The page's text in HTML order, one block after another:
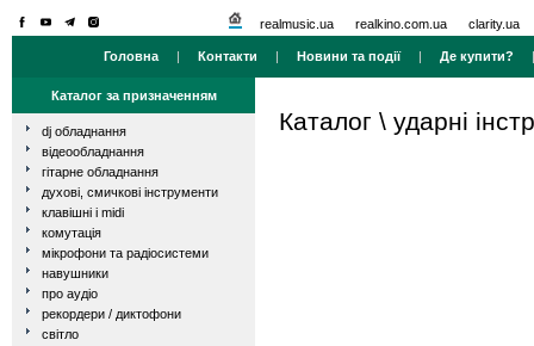
realmusic.ua realkino.com.ua clarity.ua
Головна | Контакти | Новини та події| Де купити?
Каталог за призначенням
dj обладнання
відеообладнання
гітарне обладнання
духові, смичкові інструменти
клавішні і midi
комутація
мікрофони та радіосистеми
навушники
про аудіо
рекордери / диктофони
світло
Каталог \ ударні